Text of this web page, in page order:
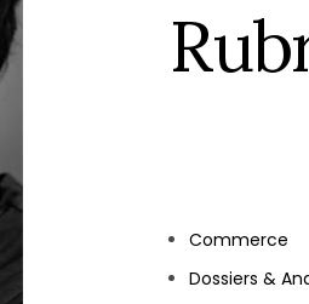
Commerce
Dossiers &